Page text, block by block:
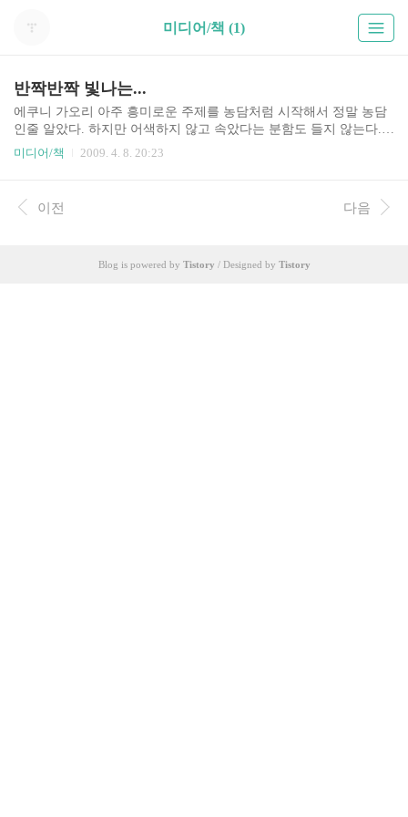
미디어/책 (1)
반짝반짝 빛나는...
에쿠니 가오리 아주 흥미로운 주제를 농담처럼 시작해서 정말 농담
인줄 알았다. 하지만 어색하지 않고 속았다는 분함도 들지 않는다.
뭐랄까 잔잔하다. 잔잔한 마음에 물결을 일으키는 글이라고나 할까
성을 자극한다고나 할까? 일반적인 시사나 정보 전달의 목적을 위한
인터넷의 글은 정말 짧아서, 감성 뉴런의 지구력에 아무런 도움을 못
나도 예전에는 책을 많이 읽었었는데, 아 예전에는 이런 느낌 많이
미디어/책 2009. 4. 8. 20:23
이전 다음
Blog is powered by Tistory / Designed by Tistory